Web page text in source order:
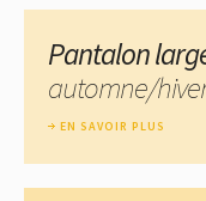
Pantalon
automne/
EN SAVOIR PLUS